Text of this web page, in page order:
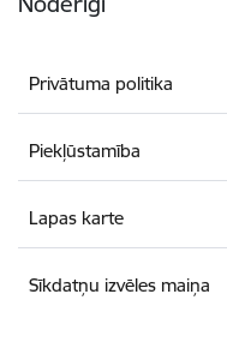
Privātuma politika
Piekļūstamība
Lapas karte
Sīkdatņu izvēles maiņa